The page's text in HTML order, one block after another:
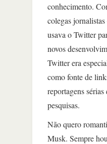
conhecimento.
colegas
usava o Twitter
novos
Twitter era
como fonte de
reportagens
pesquisas.
Não quero
Musk. Sempre